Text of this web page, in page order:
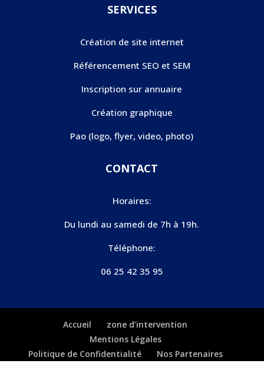
SERVICES
Création de site internet
Référencement SEO et SEM
Inscription sur annuaire
Création graphique
Pao (logo, flyer, video, photo)
CONTACT
Horaires:
Du lundi au samedi de 7h à 19h.
Téléphone:
06 25 42 35 95
Accueil
zone d’intervention
Mentions Légales
Politique de Confidentialité
Nos Partenaires